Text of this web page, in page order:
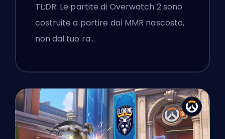
TL;DR: Le partite di Overwatch 2 sono
costruite a partire dal MMR nascosto,
non dal tuo ra…